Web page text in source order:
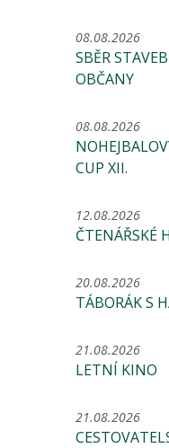
08.08.2026
SBĚR
OBČANY
08.08.2026
CUP XII.
12.08.2026
ČTENÁŘSKÉ
20.08.2026
TÁBORÁK S
21.08.2026
LETNÍ KINO
21.08.2026